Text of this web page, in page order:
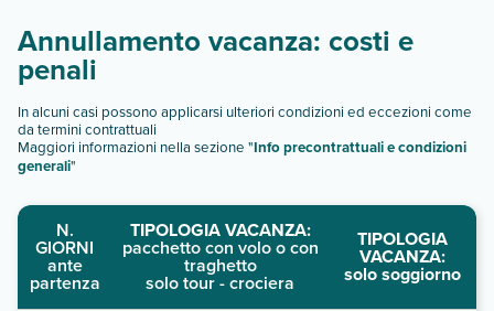
Annullamento vacanza: costi e
penali
In alcuni casi possono applicarsi ulteriori condizioni ed eccezioni come
da termini contrattuali
Maggiori informazioni nella sezione "Info precontrattuali e condizioni
generali"
N.
GIORNI
ante
partenza
TIPOLOGIA VACANZA:
pacchetto con volo o con
traghetto
solo tour - crociera
TIPOLOGIA
VACANZA:
solo soggiorno